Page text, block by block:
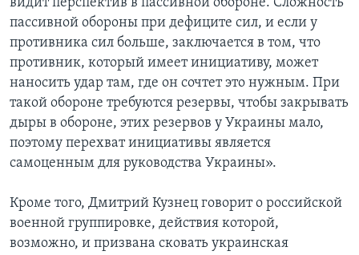
видит перспектив в пассивной обороне. Сложность
пассивной обороны при дефиците сил, и если у
противника сил больше, заключается в том, что
противник, который имеет инициативу, может
наносить удар там, где он сочтет это нужным. При
такой обороне требуются резервы, чтобы закрывать
дыры в обороне, этих резервов у Украины мало,
поэтому перехват инициативы является
самоценным для руководства Украины».
Кроме того, Дмитрий Кузнец говорит о российской
военной группировке, действия которой,
возможно, и призвана сковать украинская